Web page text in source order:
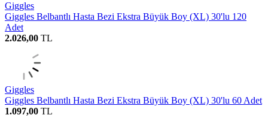
Giggles
Giggles Belbantlı Hasta Bezi Ekstra Büyük Boy (XL) 30'lu 120
Adet
2.026,00 TL
Giggles
Giggles Belbantlı Hasta Bezi Ekstra Büyük Boy (XL) 30'lu 60 Adet
1.097,00 TL